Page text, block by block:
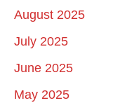
August 2025
July 2025
June 2025
May 2025